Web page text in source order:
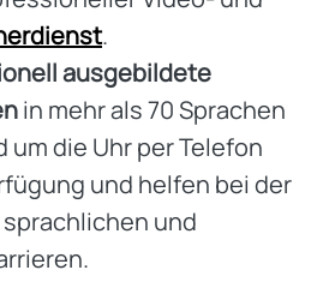
.
ausgebildete
in mehr als 70 Sprachen
die Uhr per Telefon
und helfen bei der
und